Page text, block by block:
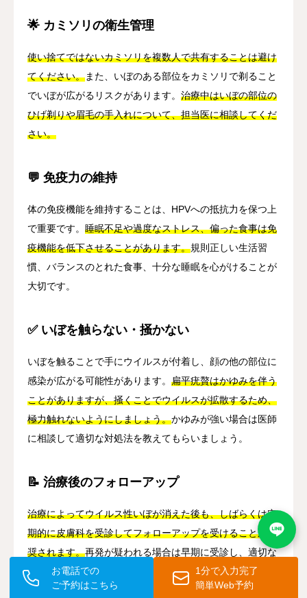
🌟 カミソリの衛生管理
使い捨てではないカミソリを複数人で共有することは避け
てください。また、いぼのある部位をカミソリで剃ること
でいぼが広がるリスクがあります。 治療中はいぼの部位の
ひげ剃りや眉毛の手入れについて、担当医に相談してくだ
さい。
💬 免疫力の維持
体の免疫機能を維持することは、HPVへの抵抗力を保つ上
で重要です。 睡眠不足や過度なストレス、偏った食事は免
疫機能を低下させることがあります。規則正しい生活習
慣、バランスのとれた食事、十分な睡眠を心がけることが
大切です。
✅ いぼを触らない・掻かない
いぼを触ることで手にウイルスが付着し、顔の他の部位に
感染が広がる可能性があります。 扁平疣贅はかゆみを伴う
ことがありますが、掻くことでウイルスが拡散するため、
極力触れないようにしましょう。かゆみが強い場合は医師
に相談して適切な対処法を教えてもらいましょう。
📝 治療後のフォローアップ
治療によってウイルス性いぼが消えた後も、しばらくは定
期的に皮膚科を受診してフォローアップを受けることが推
奨されます。再発が疑われる場合は早期に受診し、適切な
対処を行うことが大切です。
お電話での
ご予約はこちら
1分で入力完了
簡単Web予約